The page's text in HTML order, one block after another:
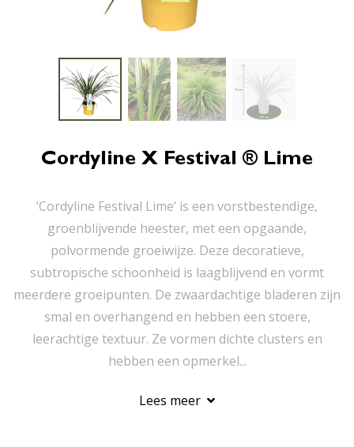
Cordyline X Festival ® Lime
‘Cordyline Festival Lime’ is een vorstbestendige,
groenblijvende heester, met een opgaande,
polvormende groeiwijze. Deze decoratieve,
subtropische schoonheid is laagblijvend en vormt
meerdere groeipunten. De zwaardachtige bladeren zijn
smal en overhangend en hebben een stoere,
leerachtige textuur. Ze vormen dichte clusters en
hebben een opmerkel...
Lees meer